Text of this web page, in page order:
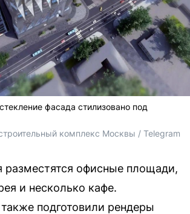
фасада стилизовано под
комплекс Москвы / Telegram
разместятся офисные площади,
и несколько кафе.
подготовили рендеры